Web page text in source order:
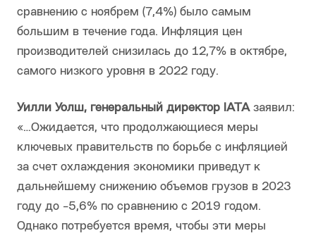
сравнению с ноябрем (7,4%) было самым
большим в течение года. Инфляция цен
производителей снизилась до 12,7% в октябре,
самого низкого уровня в 2022 году.
Уилли Уолш, генеральный директор IATAзаявил:
«…Ожидается, что продолжающиеся меры
ключевых правительств по борьбе с инфляцией
за счет охлаждения экономики приведут к
дальнейшему снижению объемов грузов в 2023
году до -5,6% по сравнению с 2019 годом.
Однако потребуется время, чтобы эти меры